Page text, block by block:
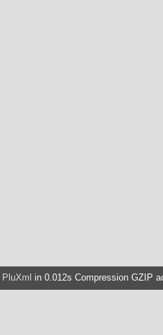
PluXml in 0.012s Compression GZIP